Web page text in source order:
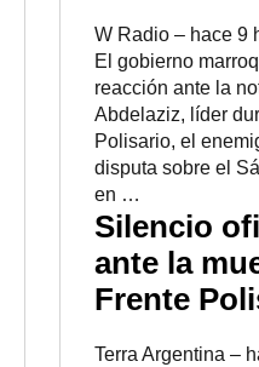
W Radio – ‎hace 9
El gobierno
reacción ante la
Abdelaziz, líder
Polisario, el
disputa sobre el
en …
Silencio
ante la
Frente
Terra Argentina –